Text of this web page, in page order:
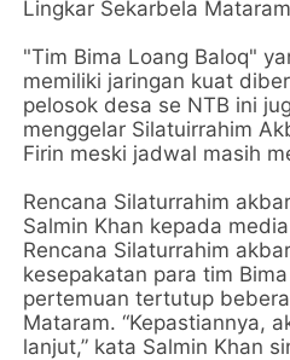
Lingkar Sekarbela
"Tim Bima Loang Baloq"
memiliki jaringan kuat
pelosok desa se NTB ini
menggelar Silatuirrahim
Firin meski jadwal masih
Rencana Silaturrahim
Salmin Khan kepada
Rencana Silaturrahim
kesepakatan para tim
pertemuan tertutup
Mataram. “Kepastiannya,
lanjut,” kata Salmin Khan